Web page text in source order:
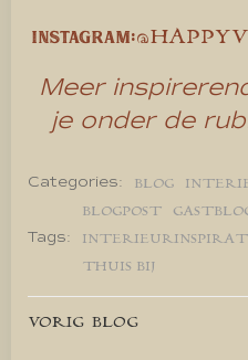
Instagram:
Meer
je onder de
Categories: BLOG
Tags:
BLOGPOST
THUIS BIJ
Bericht
VORIG BLOG